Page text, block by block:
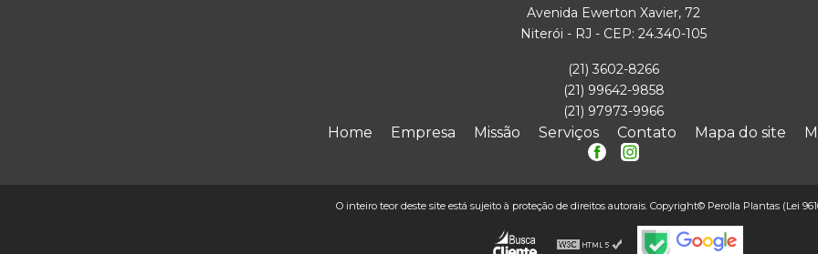
Avenida Ewerton Xavier, 72
Niterói - RJ - CEP: 24.340-105
(21) 3602-8266
(21) 99642-9858
(21) 97973-9966
Home Empresa Missão Serviços Contato Mapa do site
O inteiro teor deste site está sujeito à proteção de direitos autorais. Copyright© Perolla Plantas (Lei